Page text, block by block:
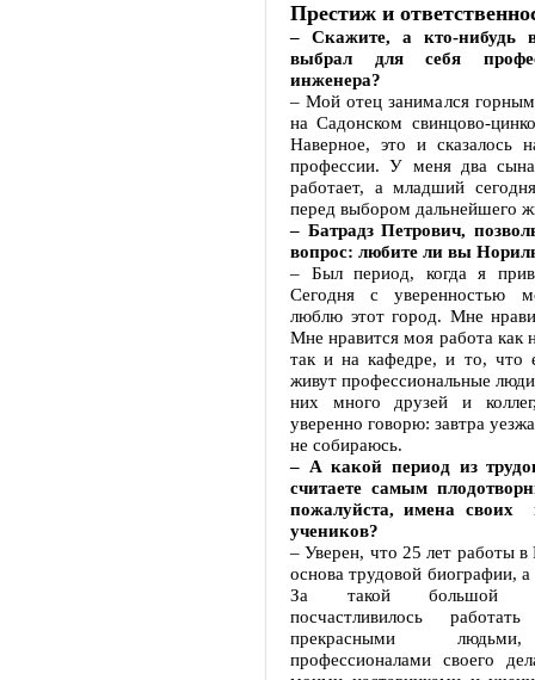
Престиж и
– Скажите, а кто-нибудь
выбрал для себя
инженера?
– Мой отец занимался
на Садонском свинцово-
Наверное, это и сказалось
профессии. У меня два
работает, а младший
перед выбором дальнейшего
– Батрадз Петрович,
вопрос: любите ли вы
– Был период, когда я
Сегодня с уверенностью
люблю этот город. Мне
Мне нравится моя работа как
так и на кафедре, и то, что
живут профессиональные
них много друзей и
уверенно говорю: завтра
не собираюсь.
– А какой период из
считаете самым
пожалуйста, имена своих
учеников?
– Уверен, что 25 лет работы в
основа трудовой биографии,
За такой большой
посчастливилось
прекрасными
профессионалами своего